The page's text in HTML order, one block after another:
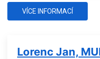
VÍCE INFORMACÍ
Lorenc Jan,